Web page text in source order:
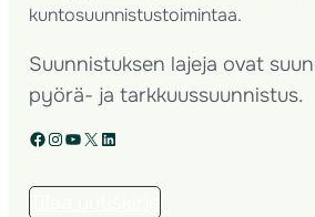
kuntosuunnistustoimintaa.
Suunnistuksen lajeja ovat
pyörä- ja tarkkuussuunnistus.
Facebook Instagram YouTube X LinkedIn